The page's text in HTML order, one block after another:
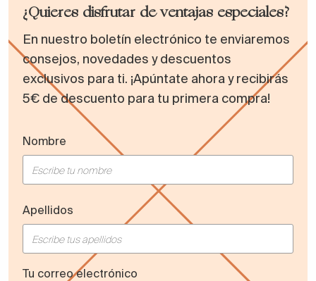
¿Quieres disfrutar de ventajas especiales?
En nuestro boletín electrónico te enviaremos
consejos, novedades y descuentos
exclusivos para ti. ¡Apúntate ahora y recibirás
5€ de descuento para tu primera compra!
Nombre
Apellidos
Tu correo electrónico